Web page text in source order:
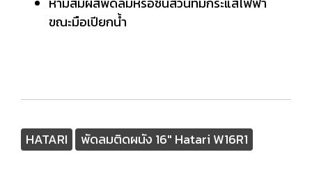
ขณะมือเปียกน้ำ
HATARI พัดลมติดผนัง 16" Hatari W16R1